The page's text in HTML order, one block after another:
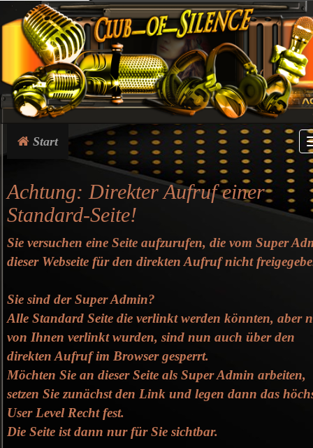
Start
Achtung: Direkter Aufruf einer
Standard-Seite!
Sie versuchen eine Seite aufzurufen, die vom Super
dieser Webseite für den direkten Aufruf nicht
Sie sind der Super Admin?
Alle Standard Seite die verlinkt werden könnten, aber
von Ihnen verlinkt wurden, sind nun auch über den
direkten Aufruf im Browser gesperrt.
Möchten Sie an dieser Seite als Super Admin arbeiten,
setzen Sie zunächst den Link und legen dann das
User Level Recht fest.
Die Seite ist dann nur für Sie sichtbar.